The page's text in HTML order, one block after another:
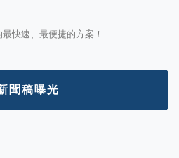
快速、最便捷的方案！
聞稿曝光